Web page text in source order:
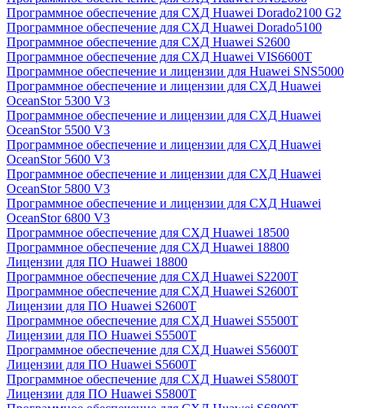
Программное обеспечение для СХД Huawei Dorado2100 G2
Программное обеспечение для СХД Huawei Dorado5100
Программное обеспечение для СХД Huawei S2600
Программное обеспечение для СХД Huawei VIS6600T
Программное обеспечение и лицензии для Huawei SNS5000
Программное обеспечение и лицензии для СХД Huawei
OceanStor 5300 V3
Программное обеспечение и лицензии для СХД Huawei
OceanStor 5500 V3
Программное обеспечение и лицензии для СХД Huawei
OceanStor 5600 V3
Программное обеспечение и лицензии для СХД Huawei
OceanStor 5800 V3
Программное обеспечение и лицензии для СХД Huawei
OceanStor 6800 V3
Программное обеспечение для СХД Huawei 18500
Программное обеспечение для СХД Huawei 18800
Лицензии для ПО Huawei 18800
Программное обеспечение для СХД Huawei S2200T
Программное обеспечение для СХД Huawei S2600T
Лицензии для ПО Huawei S2600T
Программное обеспечение для СХД Huawei S5500T
Лицензии для ПО Huawei S5500T
Программное обеспечение для СХД Huawei S5600T
Лицензии для ПО Huawei S5600T
Программное обеспечение для СХД Huawei S5800T
Лицензии для ПО Huawei S5800T